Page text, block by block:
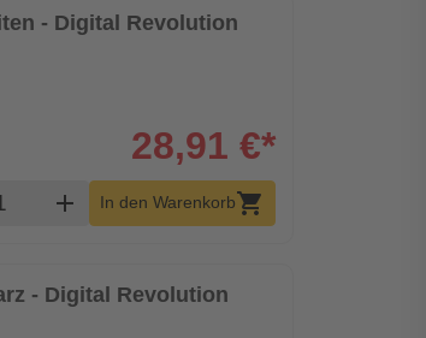
- Digital Revolution
28,91 €*
Warenkorb Menge
add In den Warenkorbshopping_cart
- Digital Revolution